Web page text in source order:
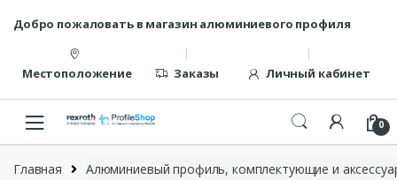
содержанию
Добро пожаловать в магазин алюминиевого профиля
Местоположение Заказы Личный кабинет
0
Главная Алюминиевый профиль, комплектующие и